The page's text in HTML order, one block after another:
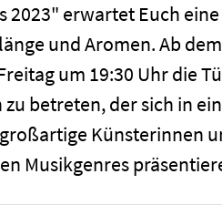
2023" erwartet Euch
und Aromen. Ab
um 19:30 Uhr die
betreten, der sich in
Künsterinnen
Musikgenres